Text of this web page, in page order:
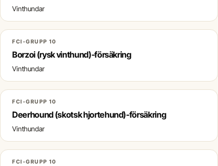
Vinthundar
FCI-GRUPP 10
Borzoi (rysk vinthund)-försäkring
Vinthundar
FCI-GRUPP 10
Deerhound (skotsk hjortehund)-försäkring
Vinthundar
FCI-GRUPP 10